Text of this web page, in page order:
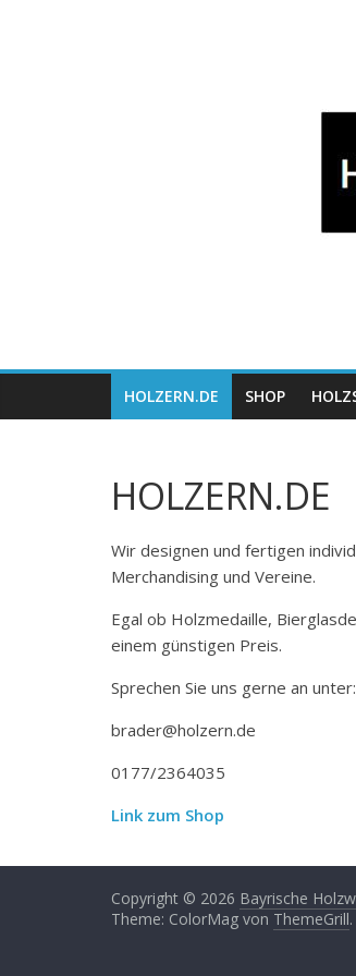
HOLZERN.DE SHOP
HOLZERN.DE
Wir designen und fertigen
Merchandising und Vereine.
Egal ob Holzmedaille,
einem günstigen Preis.
Sprechen Sie uns gerne an unter:
brader@holzern.de
0177/2364035
Link zum Shop
Copyright © 2026 Bayrische
Theme: ColorMag von ThemeGrill